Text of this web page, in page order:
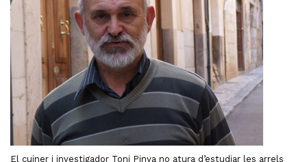
El cuiner i investigador Toni Pinya no atura d’estudiar les arrels